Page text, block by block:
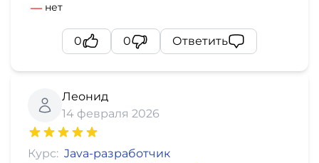
нет
0 0 Ответить
Леонид
14 февраля 2026
Курс: Java-разработчик